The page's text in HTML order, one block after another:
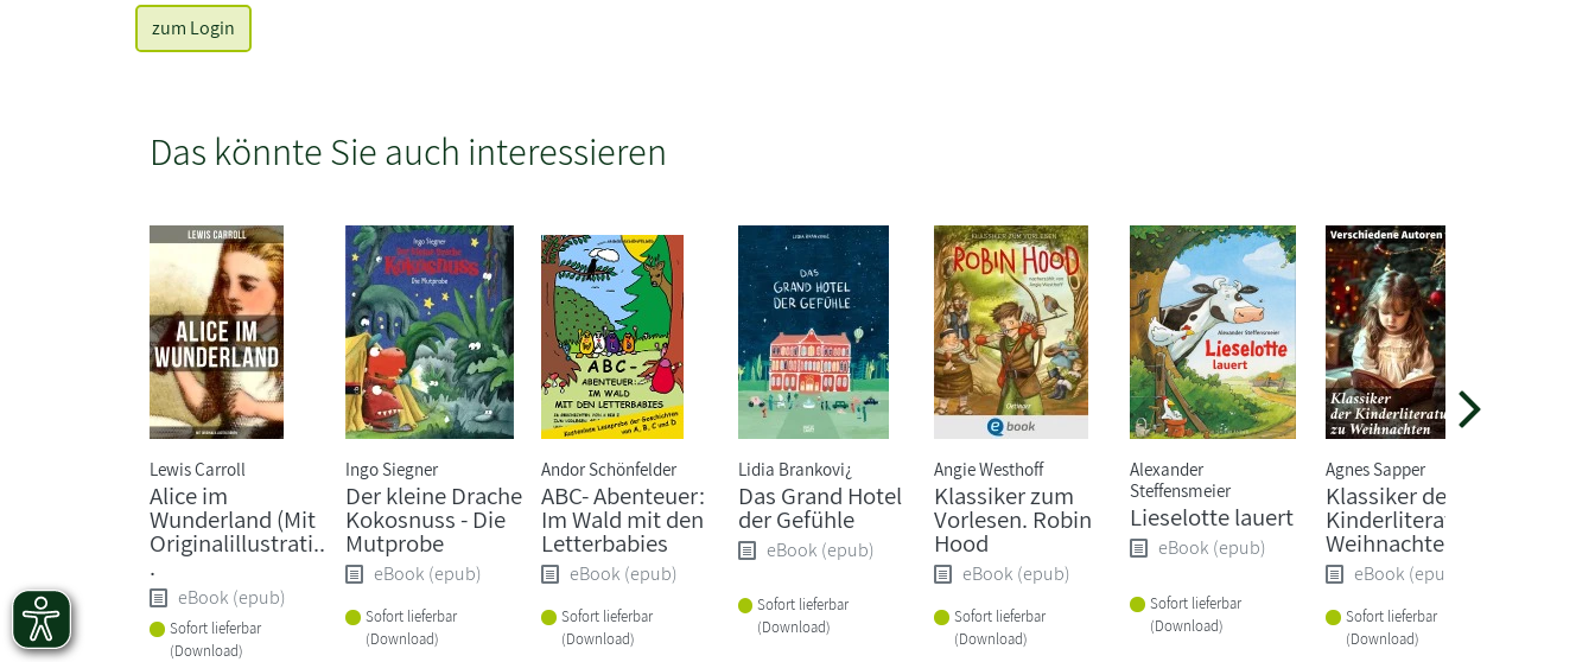
zum Login
Das könnte Sie auch interessieren
Lewis Carroll
Alice im
Wunderland (Mit
Originalillustrati..
.
eBook (epub)
Sofort lieferbar
(Download)
Ingo Siegner
Der kleine Drache
Kokosnuss - Die
Mutprobe
eBook (epub)
Sofort lieferbar
(Download)
Andor Schönfelder
ABC- Abenteuer:
Im Wald mit den
Letterbabies
eBook (epub)
Sofort lieferbar
(Download)
Lidia Brankovi¿
Das Grand Hotel
der Gefühle
eBook (epub)
Sofort lieferbar
(Download)
Angie Westhoff
Klassiker zum
Vorlesen. Robin
Hood
eBook (epub)
Sofort lieferbar
(Download)
Alexander
Steffensmeier
Lieselotte lauert
eBook (epub)
Sofort lieferbar
(Download)
Agnes Sapper
Klassiker der
Kinderliteratur zu
Weihnachten
eBook (epub)
Sofort lieferbar
(Download)